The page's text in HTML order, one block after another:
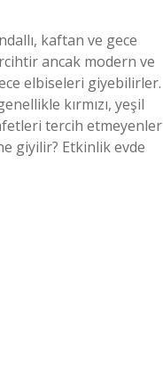
kaftan ve gece
ancak modern ve
elbiseleri giyebilirler.
kırmızı, yeşil
tercih etmeyenler
giyilir? Etkinlik evde